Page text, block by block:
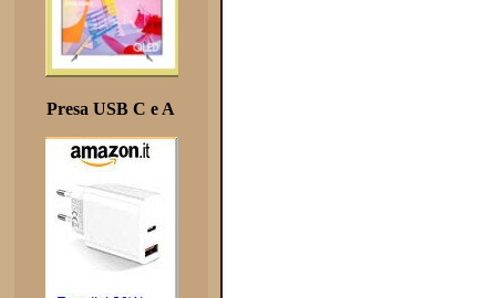
Presa USB C e A